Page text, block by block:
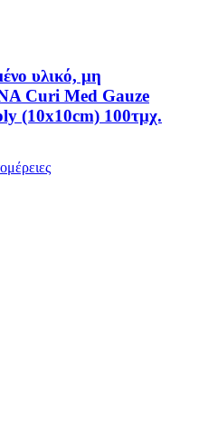
υλικό, μη
Curi Med Gauze
(10x10cm) 100τμχ.